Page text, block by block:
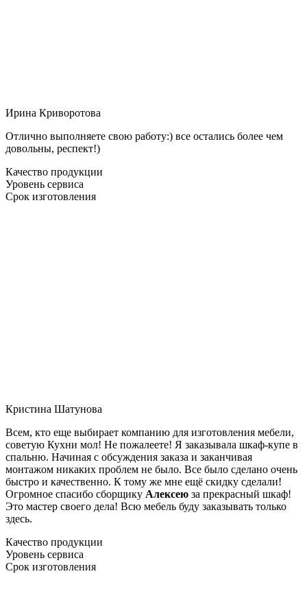
Ирина Криворотова
Отлично выполняете свою работу:) все остались более чем
довольны, респект!)
Качество продукции
Уровень сервиса
Срок изготовления
Кристина Шатунова
Всем, кто еще выбирает компанию для изготовления мебели,
советую Кухни мол! Не пожалеете! Я заказывала шкаф-купе в
спальню. Начиная с обсуждения заказа и заканчивая
монтажом никаких проблем не было. Все было сделано очень
быстро и качественно. К тому же мне ещё скидку сделали!
Огромное спасибо сборщику Алексею за прекрасный шкаф!
Это мастер своего дела! Всю мебель буду заказывать только
здесь.
Качество продукции
Уровень сервиса
Срок изготовления